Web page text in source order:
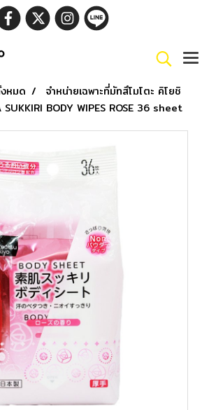
หมด
จำหน่ายเฉพาะที่มัทสึโมโตะ คิโยชิ
SUKKIRI BODY WIPES ROSE 36 sheet